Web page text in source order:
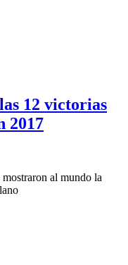
12 victorias
2017
al mundo la